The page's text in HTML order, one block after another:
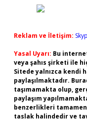
Reklam ve İletişim:
Yasal Uyarı: Bu
veya şahıs şirketi ile
Sitede yalnızca kendi
paylaşılmaktadır.
taşımamakta olup,
paylaşım
benzerlikleri
taslak halindedir ve